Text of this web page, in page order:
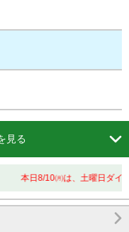
見る 
本日8/10㈪は、土曜日ダイ
